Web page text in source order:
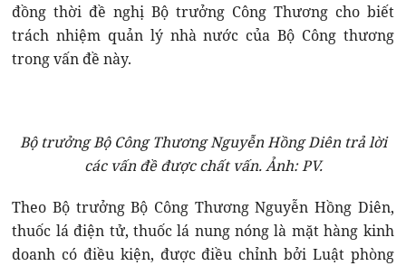
đồng thời đề nghị Bộ trưởng Công Thương cho biết
trách nhiệm quản lý nhà nước của Bộ Công thương
trong vấn đề này.
Bộ trưởng Bộ Công Thương Nguyễn Hồng Diên trả lời
các vấn đề được chất vấn. Ảnh: PV.
Theo Bộ trưởng Bộ Công Thương Nguyễn Hồng Diên,
thuốc lá điện tử, thuốc lá nung nóng là mặt hàng kinh
doanh có điều kiện, được điều chỉnh bởi Luật phòng